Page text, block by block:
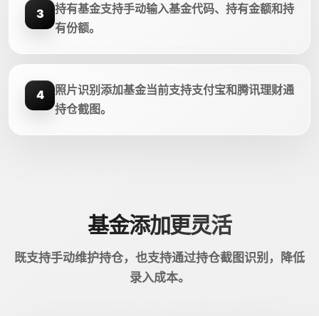
3
持有基金支持手动输入基金代码、持有金额和持
有份额。
4
照片识别添加基金当前支持支付宝和腾讯理财通
持仓截图。
基金添加更灵活
既支持手动维护持仓，也支持通过持仓截图识别，降低
录入成本。